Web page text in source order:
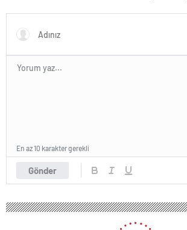
Gönder
En az 10 karakter gerekli